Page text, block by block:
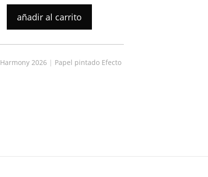
original
56,70€.
actual
es:
51,03€.
añadir al carrito
Harmony 2026| Papel pintado Efecto